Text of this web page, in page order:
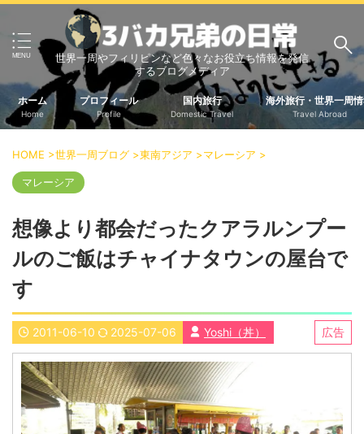
世界一周やフィリピンなど色々なお役立ち情報を発信
するブログメディア
サイト内検索
3バカ兄弟のブログ
三男：増田っちのブロ
グ
長男：Yoshiのブログ
ビジネス・ライフハック
車関係
クレジットカード
中部
中国・四国
北海道・東北
関東
近畿
九州
世界一周ブログ
ホーム
Home
プロフィール
Profile
国内旅行
Domestic Travel
海外旅行・世界一周
Travel Abroad
HOME >世界一周ブログ >東南アジア >マレーシア >
マレーシア
想像より都会だったクアラルンプー
ルのご飯はチャイナタウンの屋台で
す
2011-06-10 2025-07-06 Yoshi（丼） 広告